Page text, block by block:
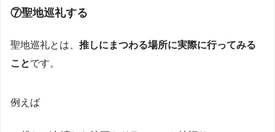
⑦聖地巡礼する
聖地巡礼とは、 推しにまつわる場所に実際に行ってみる
ことです。
例えば